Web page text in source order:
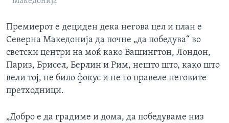
Премиерот е дециден дека негова цел и план е
Северна Македонија да почне „да победува“ во
светски центри на моќ како Вашингтон, Лондон,
Париз, Брисел, Берлин и Рим, нешто што, како што
вели тој, не било фокус и не го правеле неговите
претходници.
„Добро е да градиме и дома, да победуваме низ